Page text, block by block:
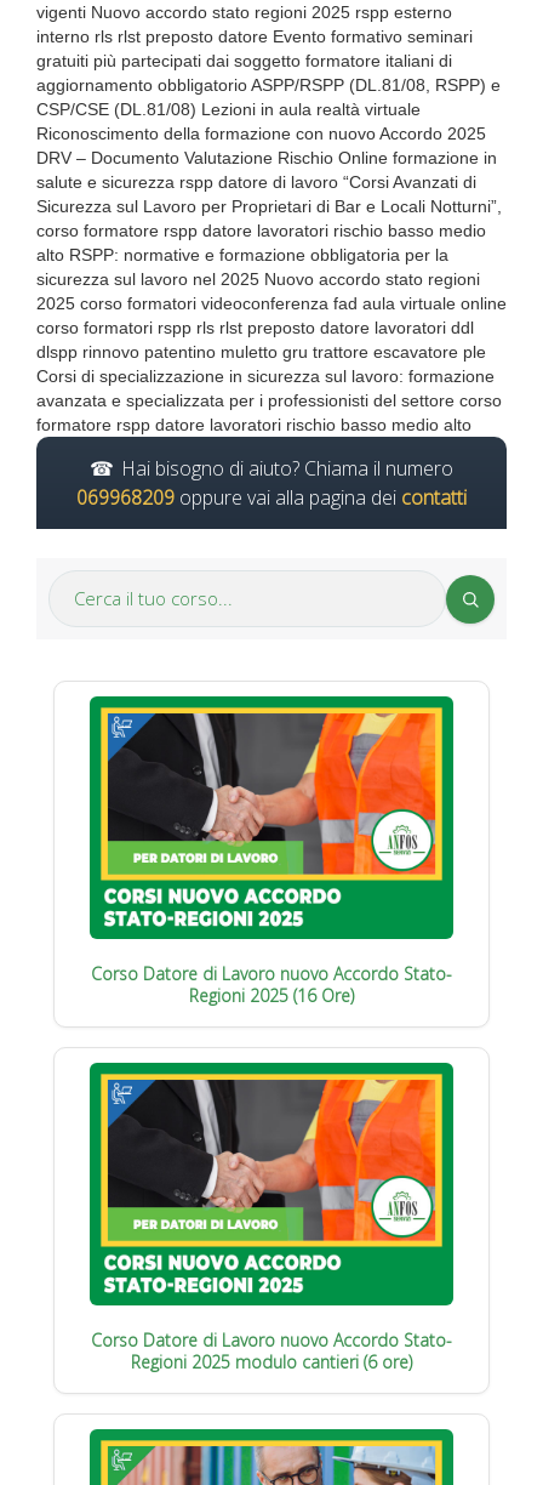
vigenti Nuovo accordo stato regioni 2025 rspp esterno
interno rls rlst preposto datore Evento formativo seminari
gratuiti più partecipati dai soggetto formatore italiani di
aggiornamento obbligatorio ASPP/RSPP (DL.81/08, RSPP) e
CSP/CSE (DL.81/08) Lezioni in aula realtà virtuale
Riconoscimento della formazione con nuovo Accordo 2025
DRV – Documento Valutazione Rischio Online formazione in
salute e sicurezza rspp datore di lavoro “Corsi Avanzati di
Sicurezza sul Lavoro per Proprietari di Bar e Locali Notturni”,
corso formatore rspp datore lavoratori rischio basso medio
alto RSPP: normative e formazione obbligatoria per la
sicurezza sul lavoro nel 2025 Nuovo accordo stato regioni
2025 corso formatori videoconferenza fad aula virtuale online
corso formatori rspp rls rlst preposto datore lavoratori ddl
dlspp rinnovo patentino muletto gru trattore escavatore ple
Corsi di specializzazione in sicurezza sul lavoro: formazione
avanzata e specializzata per i professionisti del settore corso
formatore rspp datore lavoratori rischio basso medio alto
Hai bisogno di aiuto? Chiama il numero
069968209 oppure vai alla pagina dei contatti
Corso Datore di Lavoro nuovo Accordo Stato-
Regioni 2025 (16 Ore)
Corso Datore di Lavoro nuovo Accordo Stato-
Regioni 2025 modulo cantieri (6 ore)